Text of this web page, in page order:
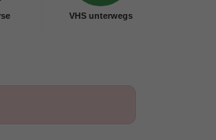
VHS unterwegs